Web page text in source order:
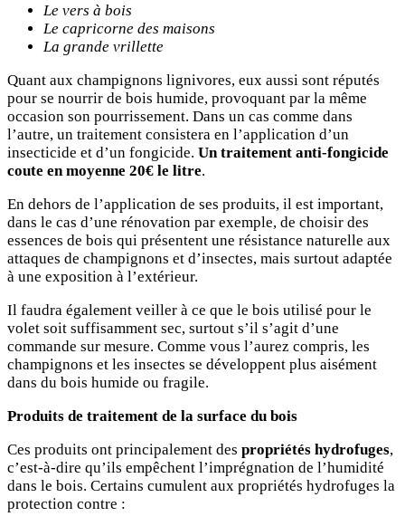
Le vers à bois
Le capricorne des maisons
La grande vrillette
Quant aux champignons lignivores, eux aussi sont réputés
pour se nourrir de bois humide, provoquant par la même
occasion son pourrissement. Dans un cas comme dans
l’autre, un traitement consistera en l’application d’un
insecticide et d’un fongicide. Un traitement anti-fongicide
coute en moyenne 20€ le litre.
En dehors de l’application de ses produits, il est important,
dans le cas d’une rénovation par exemple, de choisir des
essences de bois qui présentent une résistance naturelle aux
attaques de champignons et d’insectes, mais surtout adaptée
à une exposition à l’extérieur.
Il faudra également veiller à ce que le bois utilisé pour le
volet soit suffisamment sec, surtout s’il s’agit d’une
commande sur mesure. Comme vous l’aurez compris, les
champignons et les insectes se développent plus aisément
dans du bois humide ou fragile.
Produits de traitement de la surface du bois
Ces produits ont principalement des propriétés hydrofuges,
c’est-à-dire qu’ils empêchent l’imprégnation de l’humidité
dans le bois. Certains cumulent aux propriétés hydrofuges la
protection contre :